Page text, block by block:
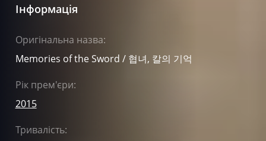
Інформація
Оригінальна назва:
Memories of the Sword / 협녀, 칼의 기억
Рік прем'єри:
2015
Тривалість: